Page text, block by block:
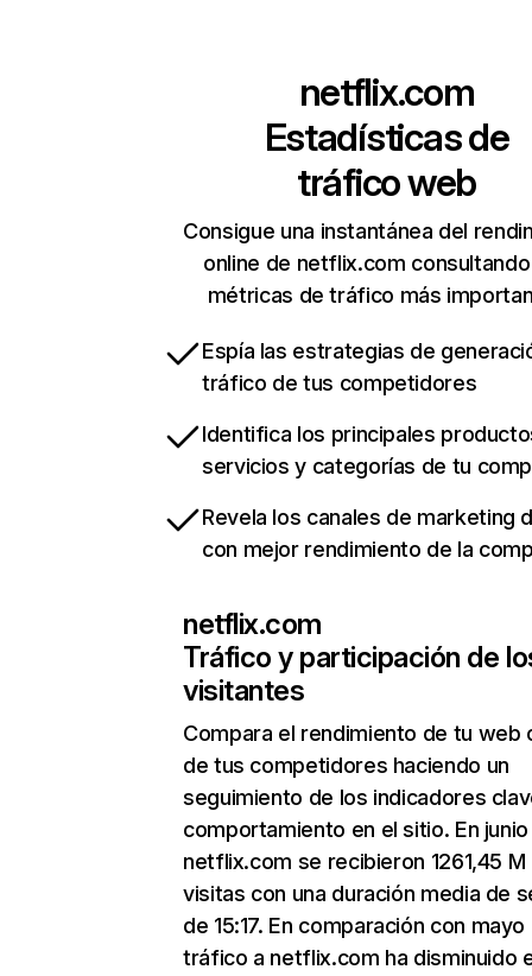
netflix.com
Estadísticas de
tráfico web
Consigue una instantánea del
online de netflix.com
métricas de tráfico más
Espía las estrategias de
tráfico de tus competidores
Identifica los principales
servicios y categorías de tu
Revela los canales de marketing
con mejor rendimiento de la
netflix.com
Tráfico y participación de
visitantes
Compara el rendimiento de tu web
de tus competidores haciendo un
seguimiento de los indicadores
comportamiento en el sitio. En junio
netflix.com se recibieron 1261,45 M
visitas con una duración media de
de 15:17. En comparación con mayo
tráfico a netflix.com ha disminuido